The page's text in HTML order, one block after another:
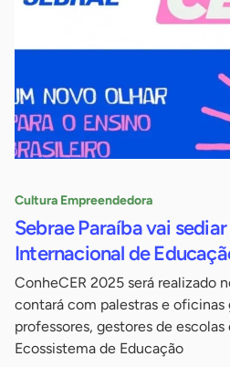
Cultura Empreendedora
Sebrae Paraíba vai
Internacional de
ConheCER 2025 será realizado
contará com palestras e oficinas
professores, gestores de
Ecossistema de Educação